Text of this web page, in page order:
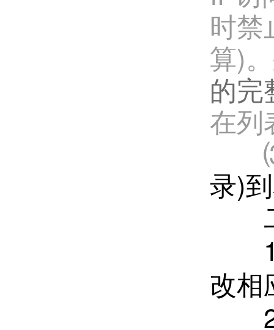
时禁
算)
的完
在列
录)
二
1
改相
2